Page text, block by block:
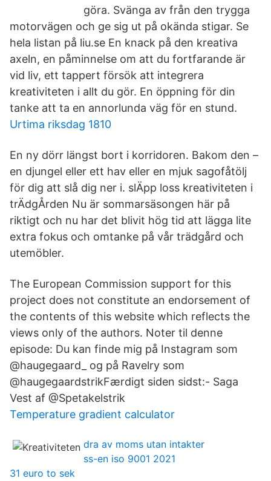
göra. Svänga av från den trygga
motorvägen och ge sig ut på okända stigar. Se
hela listan på liu.se En knack på den kreativa
axeln, en påminnelse om att du fortfarande är
vid liv, ett tappert försök att integrera
kreativiteten i allt du gör. En öppning för din
tanke att ta en annorlunda väg för en stund.
Urtima riksdag 1810
En ny dörr längst bort i korridoren. Bakom den –
en djungel eller ett hav eller en mjuk sagofåtölj
för dig att slå dig ner i. slÄpp loss kreativiteten i
trÄdgÅrden Nu är sommarsäsongen här på
riktigt och nu har det blivit hög tid att lägga lite
extra fokus och omtanke på vår trädgård och
utemöbler.
The European Commission support for this
project does not constitute an endorsement of
the contents of this website which reflects the
views only of the authors. Noter til denne
episode: Du kan finde mig på Instagram som
@haugegaard_ og på Ravelry som
@haugegaardstrikFærdigt siden sidst:- Saga
Vest af @Spetakelstrik
Temperature gradient calculator
dra av moms utan intakter
ss-en iso 9001 2021
31 euro to sek